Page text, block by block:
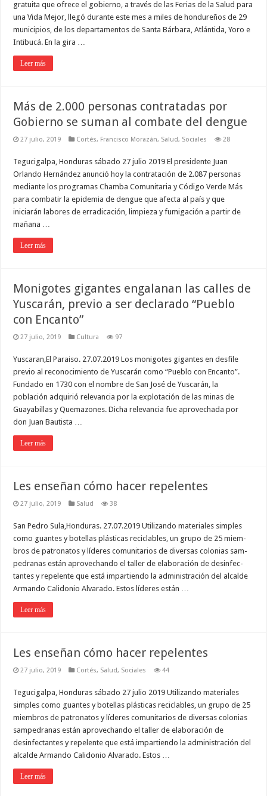
gratuita que ofrece el gobierno, a través de las Ferias de la Salud para
una Vida Mejor, llegó durante este mes a miles de hondureños de 29
municipios, de los departamentos de Santa Bárbara, Atlántida, Yoro e
Intibucá. En la gira …
Leer más
Más de 2.000 personas contratadas por
Gobierno se suman al combate del dengue
27 julio, 2019 Cortés, Francisco Morazán, Salud, Sociales 28
Tegucigalpa, Honduras sábado 27 julio 2019 El presidente Juan
Orlando Hernández anunció hoy la contratación de 2.087 personas
mediante los programas Chamba Comunitaria y Código Verde Más
para combatir la epidemia de dengue que afecta al país y que
iniciarán labores de erradicación, limpieza y fumigación a partir de
mañana …
Leer más
Monigotes gigantes engalanan las calles de
Yuscarán, previo a ser declarado “Pueblo
con Encanto”
27 julio, 2019 Cultura 97
Yuscaran,El Paraiso. 27.07.2019 Los monigotes gigantes en desfile
previo al reconocimiento de Yuscarán como “Pueblo con Encanto”.
Fundado en 1730 con el nombre de San José de Yuscarán, la
población adquirió relevancia por la explotación de las minas de
Guayabillas y Quemazones. Dicha relevancia fue aprovechada por
don Juan Bautista …
Leer más
Les enseñan cómo hacer repelentes
27 julio, 2019 Salud 38
San Pedro Sula,Honduras. 27.07.2019 Utilizando materiales simples
como guantes y botellas plásticas reciclables, un grupo de 25 miem­
bros de patronatos y líderes comu­nitarios de diversas colonias sam­
pedranas están aprovechando el taller de elaboración de desinfec­
tantes y repelente que está impar­tiendo la administración del alcal­de
Armando Calidonio Alvarado. Estos líderes están …
Leer más
Les enseñan cómo hacer repelentes
27 julio, 2019 Cortés, Salud, Sociales 44
Tegucigalpa, Honduras sábado 27 julio 2019 Utilizando materiales
simples como guantes y botellas plásticas reciclables, un grupo de 25
miem­bros de patronatos y líderes comu­nitarios de diversas colonias
sam­pedranas están aprovechando el taller de elaboración de
desinfec­tantes y repelente que está impar­tiendo la administración del
alcal­de Armando Calidonio Alvarado. Estos …
Leer más